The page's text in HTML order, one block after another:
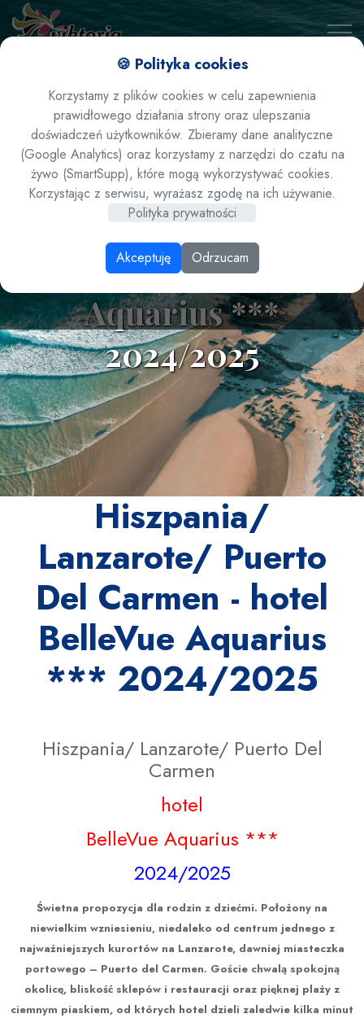
🍪 Polityka cookies
Korzystamy z plików cookies w celu zapewnienia
prawidłowego działania strony oraz ulepszania
doświadczeń użytkowników. Zbieramy dane analityczne
(Google Analytics) oraz korzystamy z narzędzi do czatu na
żywo (SmartSupp), które mogą wykorzystywać cookies.
Korzystając z serwisu, wyrażasz zgodę na ich używanie.
Polityka prywatności
Akceptuję Odrzucam
Hiszpania/ Lanzarote/
Puerto Del Carmen -
hotel BelleVue
Aquarius ***
2024/2025
Hiszpania/
Lanzarote/ Puerto
Del Carmen - hotel
BelleVue Aquarius
*** 2024/2025
Hiszpania/ Lanzarote/ Puerto Del
Carmen
hotel
BelleVue Aquarius ***
2024/2025
Świetna propozycja dla rodzin z dziećmi. Położony na
niewielkim wzniesieniu, niedaleko od centrum jednego z
najważniejszych kurortów na Lanzarote, dawniej miasteczka
portowego – Puerto del Carmen. Goście chwalą spokojną
okolicę, bliskość sklepów i restauracji oraz pięknej plaży z
ciemnym piaskiem, od których hotel dzieli zaledwie kilka minut